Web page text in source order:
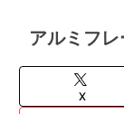
アルミフ
X